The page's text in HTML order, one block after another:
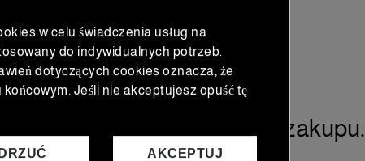
POWIĄZANE
do twojego zakupu.
w celu świadczenia usług na
do indywidualnych potrzeb.
dotyczących cookies oznacza, że
Jeśli nie akceptujesz opuść tę
AKCEPTUJ